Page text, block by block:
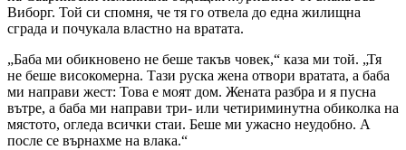
Виборг. Той си спомня, че тя го отвела до една жилищна
сграда и почукала властно на вратата.
„Баба ми обикновено не беше такъв човек,“ каза ми той. „Тя
не беше високомерна. Тази руска жена отвори вратата, а баба
ми направи жест: Това е моят дом. Жената разбра и я пусна
вътре, а баба ми направи три- или четириминутна обиколка на
мястото, огледа всички стаи. Беше ми ужасно неудобно. А
после се върнахме на влака.“